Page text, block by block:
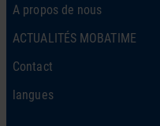
A propos de nous
ACTUALITÉS MOBATIME
Contact
langues